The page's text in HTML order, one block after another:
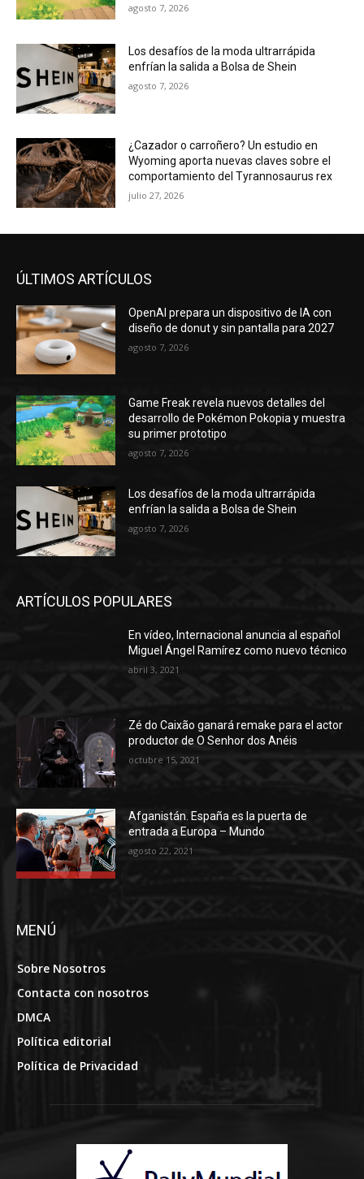
agosto 7, 2026
Los desafíos de la moda ultrarrápida
enfrían la salida a Bolsa de Shein
agosto 7, 2026
¿Cazador o carroñero? Un estudio en
Wyoming aporta nuevas claves sobre el
comportamiento del Tyrannosaurus rex
julio 27, 2026
ÚLTIMOS ARTÍCULOS
OpenAI prepara un dispositivo de IA con
diseño de donut y sin pantalla para 2027
agosto 7, 2026
Game Freak revela nuevos detalles del
desarrollo de Pokémon Pokopia y muestra
su primer prototipo
agosto 7, 2026
Los desafíos de la moda ultrarrápida
enfrían la salida a Bolsa de Shein
agosto 7, 2026
ARTÍCULOS POPULARES
En vídeo, Internacional anuncia al español
Miguel Ángel Ramírez como nuevo técnico
abril 3, 2021
Zé do Caixão ganará remake para el actor
productor de O Senhor dos Anéis
octubre 15, 2021
Afganistán. España es la puerta de
entrada a Europa – Mundo
agosto 22, 2021
MENÚ
Sobre Nosotros
Contacta con nosotros
DMCA
Política editorial
Política de Privacidad